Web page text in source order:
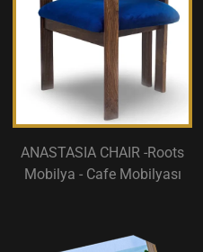
ANASTASIA CHAIR -Roots
Mobilya - Cafe Mobilyası